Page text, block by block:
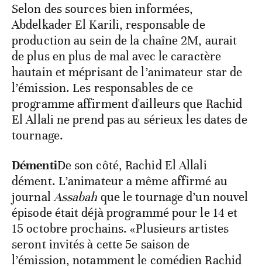
Selon des sources bien informées,
Abdelkader El Karili, responsable de
production au sein de la chaîne 2M, aurait
de plus en plus de mal avec le caractère
hautain et méprisant de l’animateur star de
l’émission. Les responsables de ce
programme affirment d'ailleurs que Rachid
El Allali ne prend pas au sérieux les dates de
tournage.
DémentiDe son côté, Rachid El Allali
dément. L’animateur a même affirmé au
journalAssabah que le tournage d’un nouvel
épisode était déjà programmé pour le 14 et
15 octobre prochains. «Plusieurs artistes
seront invités à cette 5e saison de
l’émission, notamment le comédien Rachid